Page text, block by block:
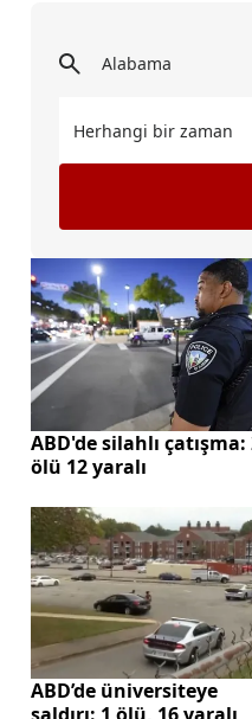
Herhangi bir zaman
ABD'de silahlı çatışma:
ölü 12 yaralı
ABD’de üniversiteye